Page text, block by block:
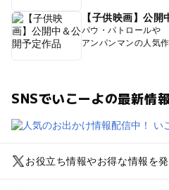
【子供映画】公
パウ・パトロールや
アンパンマンの人気作
SNSでいこーよの最新情
お役立ち情報やお得な情報を